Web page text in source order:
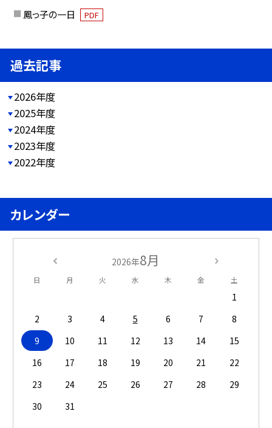
鳳っ子の一日 PDF
過去記事
2026年度
2025年度
2024年度
2023年度
2022年度
カレンダー
2026年8月
日 月 火 水 木 金 土
1
2
3 4 5 6 7
8
9
10 11 12 13 14
15
16
17 18 19 20 21
22
23
24 25 26 27 28
29
30
31